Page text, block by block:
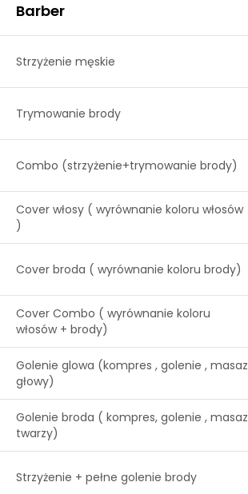
Barber
Strzyżenie męskie
Trymowanie brody
Combo (strzyżenie+trymowanie brody)
Cover włosy ( wyrównanie koloru włosów
)
Cover broda ( wyrównanie koloru brody)
Cover Combo ( wyrównanie koloru
włosów + brody)
Golenie glowa (kompres , golenie , masaz
głowy)
Golenie broda ( kompres, golenie , masaz
twarzy)
Strzyżenie + pełne golenie brody